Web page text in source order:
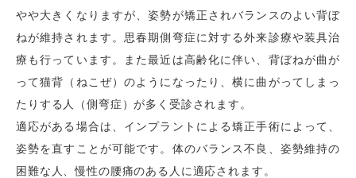
やや大きくなりますが、姿勢が矯正されバランスのよい背ぼ
ねが維持されます。思春期側弯症に対する外来診療や装具治
療も行っています。また最近は高齢化に伴い、背ぼねが曲が
って猫背（ねこぜ）のようになったり、横に曲がってしまっ
たりする人（側弯症）が多く受診されます。
適応がある場合は、インプラントによる矯正手術によって、
姿勢を直すことが可能です。体のバランス不良、姿勢維持の
困難な人、慢性の腰痛のある人に適応されます。